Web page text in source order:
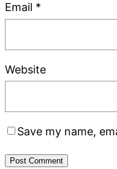
Email *
Website
Save my name,